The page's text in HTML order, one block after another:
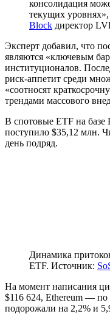
консолидация
текущих
Block директор
Эксперт добавил, что
являются «ключевым
институционалов.
риск-аппетит среди
«соотносят
трендами массового
В спотовые ETF на базе
поступило $35,12 млн.
день подряд.
Динамика
ETF. Источник:
На момент написания
$116 624, Ethereum — по
подорожали на 2,2% и